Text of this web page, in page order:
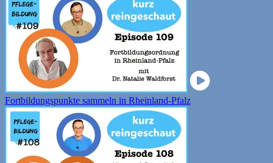
Fortbildungspunkte sammeln in Rheinland-Pfalz